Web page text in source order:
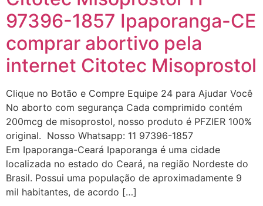
97396-1857 Ipaporanga-CE
comprar abortivo pela
internet Citotec Misoprostol
Clique no Botão e Compre Equipe 24 para Ajudar Você
No aborto com segurança Cada comprimido contém
200mcg de misoprostol, nosso produto é PFZIER 100%
original. Nosso Whatsapp: 11 97396-1857
Em Ipaporanga-Ceará Ipaporanga é uma cidade
localizada no estado do Ceará, na região Nordeste do
Brasil. Possui uma população de aproximadamente 9
mil habitantes, de acordo […]
... (1998989**** em
http://www.proaborto.com)
"só de ter dúvida já é uma
resposta" muito isso, disse tudo
Helly
(1999997****
em http://www.proaborto.com)
Eu estou preparada em varias
áreas mas psicologicamente p ter
sozinha nao estou
22/05/2026 17:09:20